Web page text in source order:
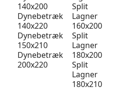
140x200
Dynebetræk
140x220
Dynebetræk
150x210
Dynebetræk
200x220
Split
Lagner
160x200
Split
Lagner
180x200
Split
Lagner
180x210